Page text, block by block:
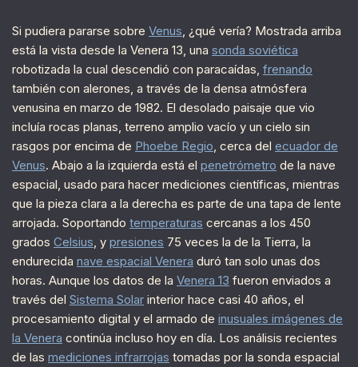
Si pudiera pararse sobre Venus, ¿qué vería? Mostrada arriba
está la vista desde la Venera 13, una sonda soviética
robotizada la cual descendió con paracaídas, frenando
también con alerones, a través de la densa atmósfera
venusina en marzo de 1982. El desolado paisaje que vio
incluía rocas planas, terreno amplio vacío y un cielo sin
rasgos por encima de Phoebe Regio, cerca del ecuador de
Venus. Abajo a la izquierda está el penetrómetro de la nave
espacial, usado para hacer mediciones científicas, mientras
que la pieza clara a la derecha es parte de una tapa de lente
arrojada. Soportando temperaturas cercanas a los 450
grados Celsius, y presiones 75 veces la de la Tierra, la
endurecida nave espacial Venera duró tan solo unas dos
horas. Aunque los datos de la Venera 13 fueron enviados a
través del Sistema Solar interior hace casi 40 años, el
procesamiento digital y el armado de inusuales imágenes de
la Venera continúa incluso hoy en día. Los análisis recientes
de las mediciones infrarrojas tomadas por la sonda espacial